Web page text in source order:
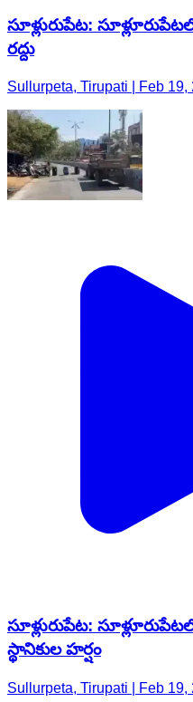
సూళ్లురుపేట:
రద్దు
Sullurpeta, Tirupati | Feb 19,
సూళ్లురుపేట:
స్థానికుల హర్షం
Sullurpeta, Tirupati | Feb 19,